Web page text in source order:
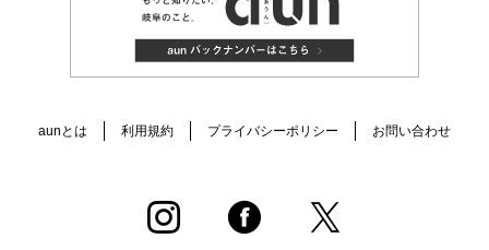
aunとは 利用規約 プライバシーポリシー お問い合わせ